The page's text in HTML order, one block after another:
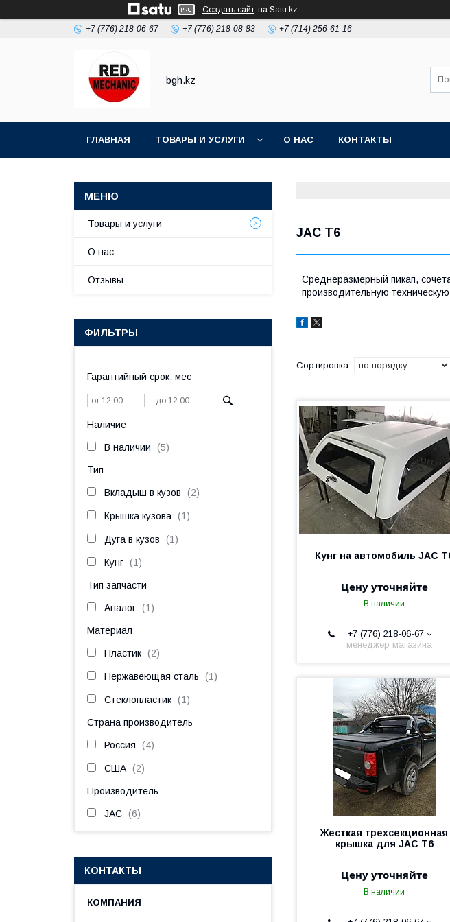
Создать сайт на Satu.kz
+7 (776) 218-06-67 +7 (776) 218-08-83 +7 (714) 256-61-16
bgh.kz
ГЛАВНАЯ ТОВАРЫ И УСЛУГИ О НАС КОНТАКТЫ
JAC T6
Среднеразмерный пикап,
производительную
Кунг на автомобиль JAC
Цену уточняйте
В наличии
+7 (776) 218-06-67
менеджер магазина
Жесткая трехсекционная
крышка для JAC T6
Цену уточняйте
В наличии
Товары и услуги
О нас
Отзывы
ФИЛЬТРЫ
Гарантийный срок, мес
Наличие
В наличии 5
Тип
Вкладыш в кузов 2
Крышка кузова 1
Дуга в кузов 1
Кунг 1
Тип запчасти
Аналог 1
Материал
Пластик 2
Нержавеющая сталь 1
Стеклопластик 1
Страна производитель
Россия 4
США 2
Производитель
JAC 6
КОНТАКТЫ